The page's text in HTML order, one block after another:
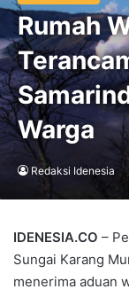
Rumah
Warga
Redaksi Idenesia
IDENESIA.CO –
Sungai Karang
menerima aduan